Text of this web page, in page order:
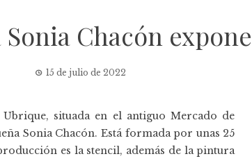
Chacón expone
15 de julio de 2022
situada en el antiguo Mercado de
Sonia Chacón. Está formada por unas 25
es la stencil, además de la pintura